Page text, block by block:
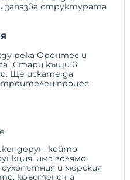
запазва структурата
река Оронтес и
„Стари къщи в
Ще искате да
процес
който
има голямо
и морския
кръстено на